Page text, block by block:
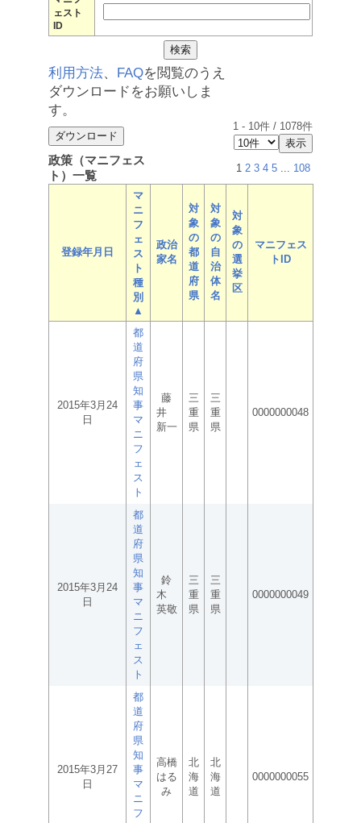
ェスト
ID
利用方法、 FAQを閲覧のうえ
ダウンロードをお願いしま
す。
1 - 10件 / 1078件
政策（マニフェス
ト）一覧
1 2 3 4 5 ... 108
登録年月日
マ
ニ
フ
ェ
ス
ト
種
別
▲
政治
家名
対
象
の
都
道
府
県
対
象
の
自
治
体
名
対
象
の
選
挙
区
マニフェス
トID
2015年3月24
日
都
道
府
県
知
事
マ
ニ
フ
ェ
ス
ト
藤
井
新一
三
重
県
三
重
県
0000000048
2015年3月24
日
都
道
府
県
知
事
マ
ニ
フ
ェ
ス
ト
鈴
木
英敬
三
重
県
三
重
県
0000000049
2015年3月27
日
都
道
府
県
知
事
マ
ニ
フ
高橋
はる
み
北
海
道
北
海
道
0000000055